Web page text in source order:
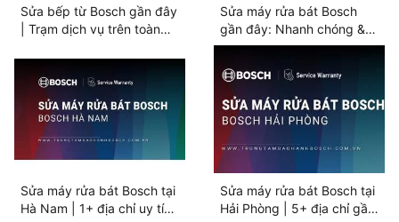
Sửa bếp từ Bosch gần đây
| Trạm dịch vụ trên toàn
Sửa máy rửa bát Bosch
gần đây: Nhanh chóng &
Tin cậy
Sửa máy rửa bát Bosch tại
Hà Nam | 1+ địa chỉ uy tín
Sửa máy rửa bát Bosch tại
Hải Phòng | 5+ địa chỉ gần